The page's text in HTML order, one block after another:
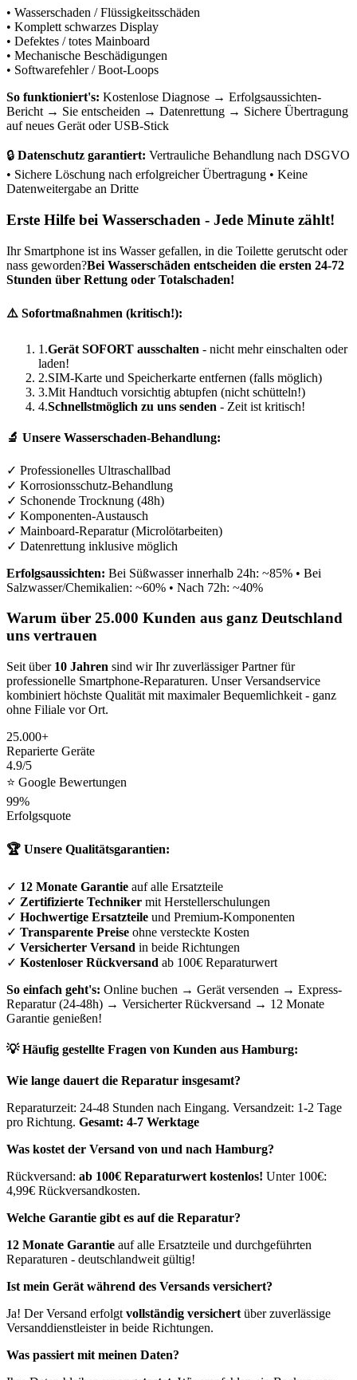
• Wasserschaden / Flüssigkeitsschäden
• Komplett schwarzes Display
• Defektes / totes Mainboard
• Mechanische Beschädigungen
• Softwarefehler / Boot-Loops
So funktioniert's: Kostenlose Diagnose → Erfolgsaussichten-
Bericht → Sie entscheiden → Datenrettung → Sichere Übertragung
auf neues Gerät oder USB-Stick
🔒 Datenschutz garantiert: Vertrauliche Behandlung nach DSGVO
• Sichere Löschung nach erfolgreicher Übertragung • Keine
Datenweitergabe an Dritte
Erste Hilfe bei Wasserschaden - Jede Minute zählt!
Ihr Smartphone ist ins Wasser gefallen, in die Toilette gerutscht oder
nass geworden?Bei Wasserschäden entscheiden die ersten 24-72
Stunden über Rettung oder Totalschaden!
⚠️ Sofortmaßnahmen (kritisch!):
1.Gerät SOFORT ausschalten - nicht mehr einschalten oder
laden!
2.SIM-Karte und Speicherkarte entfernen (falls möglich)
3.Mit Handtuch vorsichtig abtupfen (nicht schütteln!)
4.Schnellstmöglich zu uns senden - Zeit ist kritisch!
🔬 Unsere Wasserschaden-Behandlung:
✓ Professionelles Ultraschallbad
✓ Korrosionsschutz-Behandlung
✓ Schonende Trocknung (48h)
✓ Komponenten-Austausch
✓ Mainboard-Reparatur (Microlötarbeiten)
✓ Datenrettung inklusive möglich
Erfolgsaussichten: Bei Süßwasser innerhalb 24h: ~85% • Bei
Salzwasser/Chemikalien: ~60% • Nach 72h: ~40%
Warum über 25.000 Kunden aus ganz Deutschland
uns vertrauen
Seit über 10 Jahren sind wir Ihr zuverlässiger Partner für
professionelle Smartphone-Reparaturen. Unser Versandservice
kombiniert höchste Qualität mit maximaler Bequemlichkeit - ganz
ohne Filiale vor Ort.
25.000+
Reparierte Geräte
4.9/5
⭐ Google Bewertungen
99%
Erfolgsquote
🏆 Unsere Qualitätsgarantien:
✓ 12 Monate Garantie auf alle Ersatzteile
✓ Zertifizierte Techniker mit Herstellerschulungen
✓ Hochwertige Ersatzteile und Premium-Komponenten
✓ Transparente Preise ohne versteckte Kosten
✓ Versicherter Versand in beide Richtungen
✓ Kostenloser Rückversand ab 100€ Reparaturwert
So einfach geht's: Online buchen → Gerät versenden → Express-
Reparatur (24-48h) → Versicherter Rückversand → 12 Monate
Garantie genießen!
💡 Häufig gestellte Fragen von Kunden aus Hamburg:
Wie lange dauert die Reparatur insgesamt?
Reparaturzeit: 24-48 Stunden nach Eingang. Versandzeit: 1-2 Tage
pro Richtung. Gesamt: 4-7 Werktage
Was kostet der Versand von und nach Hamburg?
Rückversand: ab 100€ Reparaturwert kostenlos! Unter 100€:
4,99€ Rückversandkosten.
Welche Garantie gibt es auf die Reparatur?
12 Monate Garantie auf alle Ersatzteile und durchgeführten
Reparaturen - deutschlandweit gültig!
Ist mein Gerät während des Versands versichert?
Ja! Der Versand erfolgt vollständig versichert über zuverlässige
Versanddienstleister in beide Richtungen.
Was passiert mit meinen Daten?